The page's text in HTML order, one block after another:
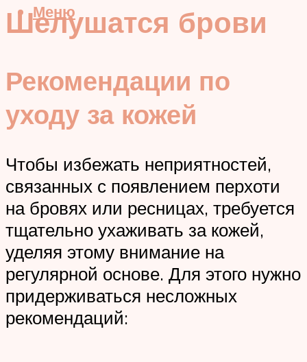
Меню
Шелушатся брови
Рекомендации по
уходу за кожей
Чтобы избежать неприятностей,
связанных с появлением перхоти
на бровях или ресницах, требуется
тщательно ухаживать за кожей,
уделяя этому внимание на
регулярной основе. Для этого нужно
придерживаться несложных
рекомендаций: